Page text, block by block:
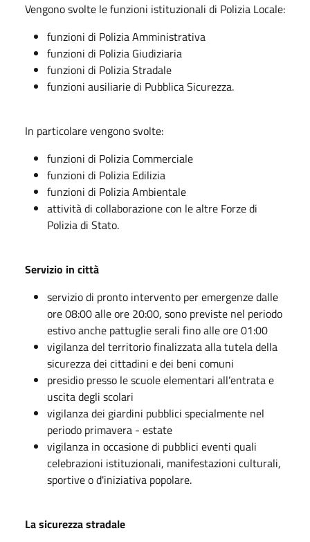
Vengono svolte le funzioni istituzionali di Polizia Locale:
funzioni di Polizia Amministrativa
funzioni di Polizia Giudiziaria
funzioni di Polizia Stradale
funzioni ausiliarie di Pubblica Sicurezza.
In particolare vengono svolte:
funzioni di Polizia Commerciale
funzioni di Polizia Edilizia
funzioni di Polizia Ambientale
attività di collaborazione con le altre Forze di
Polizia di Stato.
Servizio in città
servizio di pronto intervento per emergenze dalle
ore 08:00 alle ore 20:00, sono previste nel periodo
estivo anche pattuglie serali fino alle ore 01:00
vigilanza del territorio finalizzata alla tutela della
sicurezza dei cittadini e dei beni comuni
presidio presso le scuole elementari all’entrata e
uscita degli scolari
vigilanza dei giardini pubblici specialmente nel
periodo primavera - estate
vigilanza in occasione di pubblici eventi quali
celebrazioni istituzionali, manifestazioni culturali,
sportive o d'iniziativa popolare.
La sicurezza stradale